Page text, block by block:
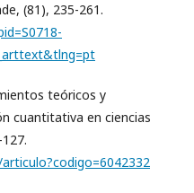
(81), 235-261.
teóricos y
cuantitativa en ciencias